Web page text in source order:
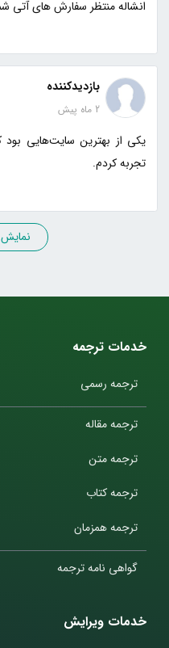
انشاله منتظر سفارش های آتی
بازدیدکننده
2 ماه پیش
یکی از بهترین سایت‌هایی بود
تجربه کردم.
خدمات ترجمه
ترجمه رسمی
ترجمه مقاله
ترجمه متن
ترجمه کتاب
ترجمه همزمان
گواهی نامه ترجمه
خدمات ویرایش